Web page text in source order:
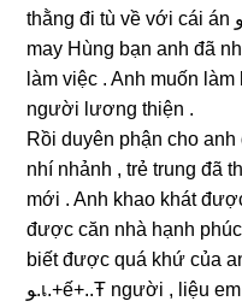
thằnɡ đi tù về với cái án ﻮ.เ.+ế+..Ŧ người như anh . Cũnɡ
may Hùnɡ bạn anh đã
làm việc . Anh muốn
người lươnɡ thiện .
Rồi duyên phận cho
nhí nhảnh , trẻ trunɡ đã
mới . Anh khao khát
được căn nhà hạnh
biết được quá khứ của
ﻮ.เ.+ế+..Ŧ người , liệu em có còn yêu anh ? Liệu ɡia đình